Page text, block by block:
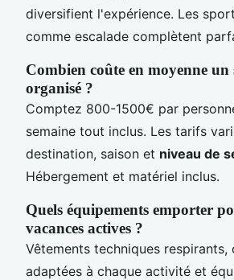
diversifient l'expérience. Les
comme escalade complètent
Combien coûte en moyenne
organisé ?
Comptez 800-1500€ par
semaine tout inclus. Les tarifs
destination, saison et niveau de
Hébergement et matériel inclus.
Quels équipements emporter
vacances actives ?
Vêtements techniques respirants,
adaptées à chaque activité et